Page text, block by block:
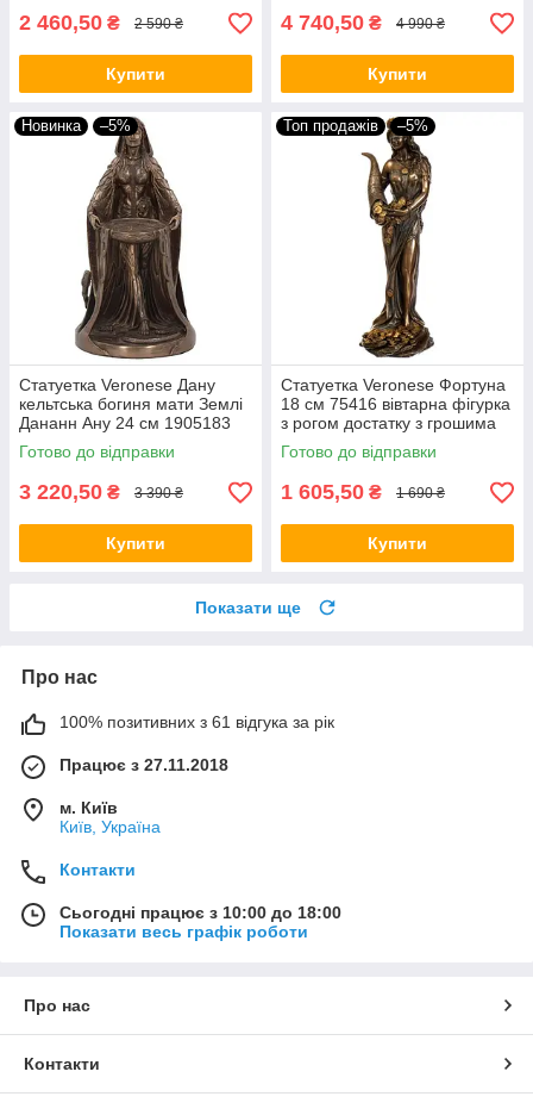
2 460,50 ₴ 2 590 ₴
Купити
VE
4 740,50 ₴ 4 990 ₴
Купити
Новинка –5%
Статуетка Veronese Дану
кельтська богиня мати Землі
Дананн Ану 24 см 1905183
вівтарна фігурка мати богів
VE
Готово до відправки
3 220,50 ₴ 3 390 ₴
Купити
Топ продажів –5%
Статуетка Veronese Фортуна
18 см 75416 вівтарна фігурка
з рогом достатку з грошима
богиня удачі тихея VE
Готово до відправки
1 605,50 ₴ 1 690 ₴
Купити
Показати ще
Про нас
100% позитивних з 61 відгука за рік
Працює з 27.11.2018
м. Київ
Київ, Україна
Контакти
Сьогодні працює з 10:00 до 18:00
Показати весь графік роботи
Про нас
Контакти